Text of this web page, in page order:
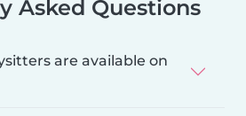
Asked Questions
are available on